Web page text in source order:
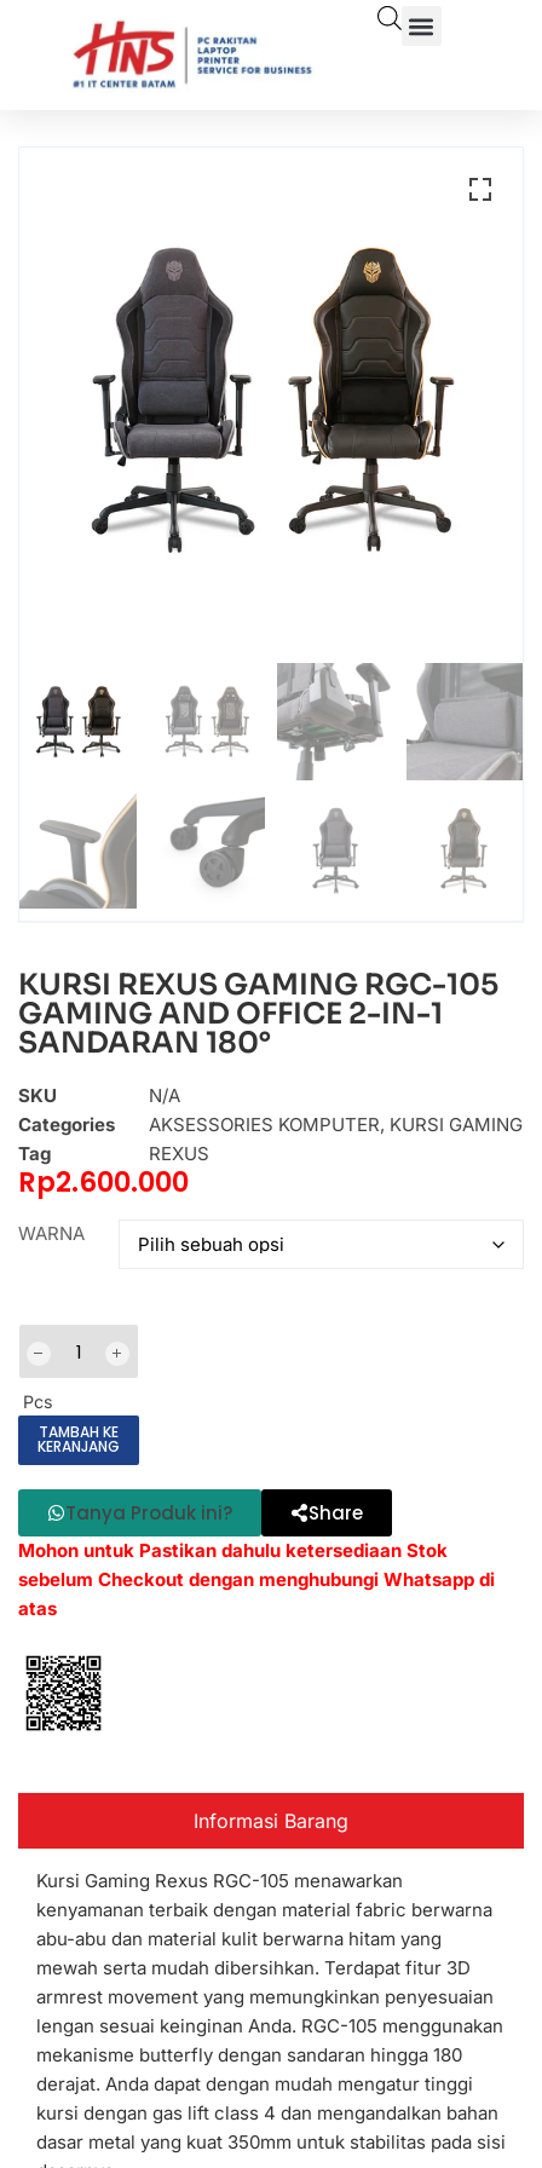
KURSI REXUS GAMING RGC-105
GAMING AND OFFICE 2-IN-1
SANDARAN 180°
SKU
N/A
Categories
AKSESSORIES KOMPUTER, KURSI GAMING
Tag
REXUS
Rp2.600.000
WARNA
Pcs
TAMBAH KE
KERANJANG
Tanya Produk ini? Share
Mohon untuk Pastikan dahulu ketersediaan Stok
sebelum Checkout dengan menghubungi Whatsapp di
atas
Informasi Barang
Kursi Gaming Rexus RGC-105 menawarkan
kenyamanan terbaik dengan material fabric berwarna
abu-abu dan material kulit berwarna hitam yang
mewah serta mudah dibersihkan. Terdapat fitur 3D
armrest movement yang memungkinkan penyesuaian
lengan sesuai keinginan Anda. RGC-105 menggunakan
mekanisme butterfly dengan sandaran hingga 180
derajat. Anda dapat dengan mudah mengatur tinggi
kursi dengan gas lift class 4 dan mengandalkan bahan
dasar metal yang kuat 350mm untuk stabilitas pada sisi